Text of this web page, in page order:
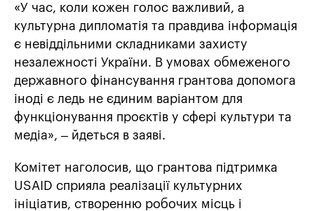
«У час, коли кожен голос важливий, а
культурна дипломатія та правдива інформація
є невіддільними складниками захисту
незалежності України. В умовах обмеженого
державного фінансування грантова допомога
іноді є ледь не єдиним варіантом для
функціонування проєктів у сфері культури та
медіа», – йдеться в заяві.
Комітет наголосив, що грантова підтримка
USAID сприяла реалізації культурних
ініціатив, створенню робочих місць і